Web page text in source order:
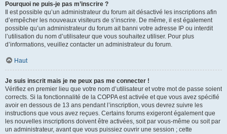
Pourquoi ne puis-je pas m’inscrire ?
Il est possible qu’un administrateur du forum ait désactivé les inscriptions afin
d’empêcher les nouveaux visiteurs de s’inscrire. De même, il est également
possible qu’un administrateur du forum ait banni votre adresse IP ou interdit
l’utilisation du nom d’utilisateur que vous souhaitez utiliser. Pour plus
d’informations, veuillez contacter un administrateur du forum.
Haut
Je suis inscrit mais je ne peux pas me connecter !
Vérifiez en premier lieu que votre nom d’utilisateur et votre mot de passe soient
corrects. Si la fonctionnalité de la COPPA est activée et que vous avez spécifié
avoir en dessous de 13 ans pendant l’inscription, vous devrez suivre les
instructions que vous avez reçues. Certains forums exigeront également que
les nouvelles inscriptions doivent être activées, soit par vous-même ou soit par
un administrateur, avant que vous puissiez ouvrir une session ; cette